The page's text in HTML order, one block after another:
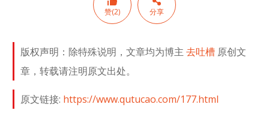
赞(2) 分享
版权声明：除特殊说明，文章均为博主去吐槽 原创文
章，转载请注明原文出处。
原文链接: https://www.qutucao.com/177.html